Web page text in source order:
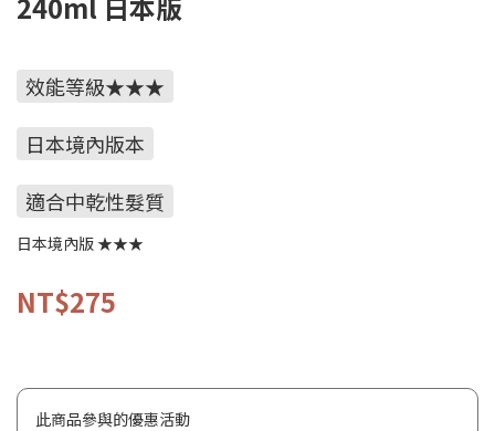
效能等級★★★
日本境內版本
適合中乾性髮質
日本境內版 ★★★
NT$275
此商品參與的優惠活動